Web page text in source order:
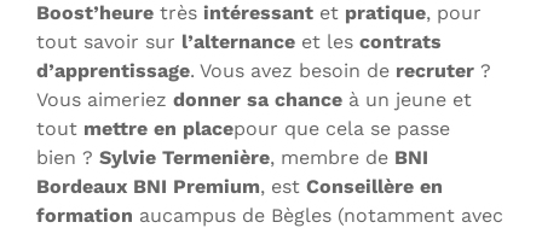
Boost’heuretrès intéressantet pratique, pour
tout savoir sur l’alternanceet les contrats
d’apprentissage. Vous avez besoin de recruter?
Vous aimeriez donner sa chanceà un jeune et
tout mettre en placepour que cela se passe
bien ? Sylvie Termenière, membre de BNI
Bordeaux BNI Premium, est Conseillère en
formation aucampus de Bègles (notamment avec